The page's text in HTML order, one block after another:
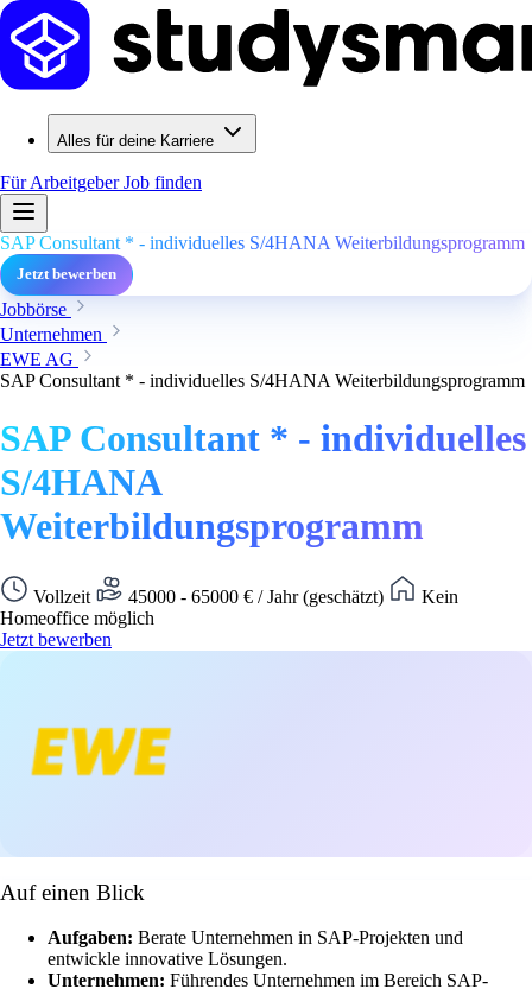
Alles für deine Karriere
Für ArbeitgeberJob finden
SAP Consultant * - individuelles S/4HANA Weiterbildungsprogramm
Jetzt bewerben
Jobbörse
Unternehmen
EWE AG
SAP Consultant * - individuelles S/4HANA Weiterbildungsprogramm
SAP Consultant * - individuelles
S/4HANA
Weiterbildungsprogramm
Vollzeit 45000 - 65000 € / Jahr (geschätzt)
Kein
Homeoffice möglich
Jetzt bewerben
Auf einen Blick
Aufgaben: Berate Unternehmen in SAP-Projekten und
entwickle innovative Lösungen.
Unternehmen: Führendes Unternehmen im Bereich SAP-